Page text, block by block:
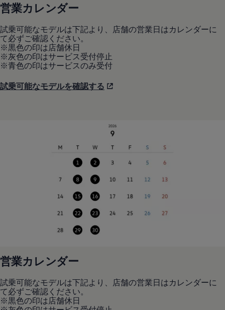
営業カレンダー
試乗可能なモデルは下記より、店舗の営業日はカレンダーに
て必ずご確認ください。
※黒色の印は店舗休日
※灰色の印はサービス受付停止
※青色の印はサービスのみ受付
試乗可能なモデルを確認する
営業カレンダー
試乗可能なモデルは下記より、店舗の営業日はカレンダーに
て必ずご確認ください。
※黒色の印は店舗休日